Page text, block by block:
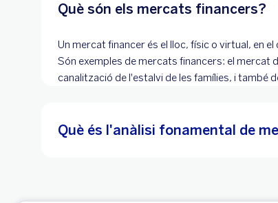
Què són els mercats financers?
Un mercat financer és el lloc, físic o virtual, en
Són exemples de mercats financers: el mercat
canalització de l'estalvi de les famílies, i també
Què és l'anàlisi fonamental de